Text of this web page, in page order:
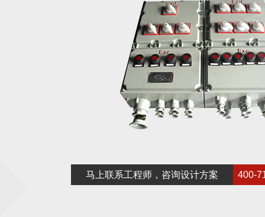
马上联系工程师，咨询设计方案 400-